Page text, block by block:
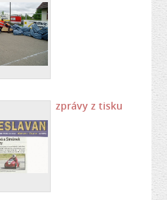
zprávy z tisku